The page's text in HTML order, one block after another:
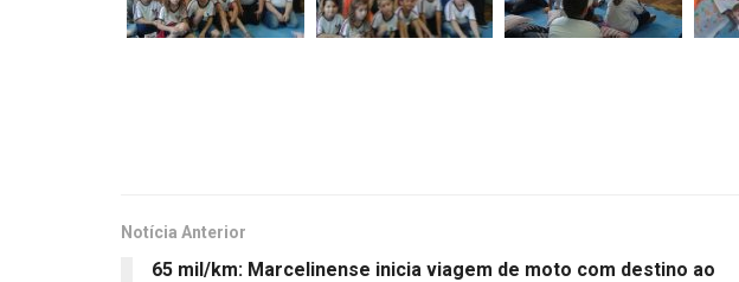
Notícia Anterior
65 mil/km: Marcelinense inicia viagem de moto com destino ao